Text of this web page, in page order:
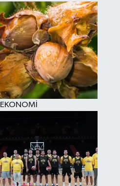
EKONOMİ